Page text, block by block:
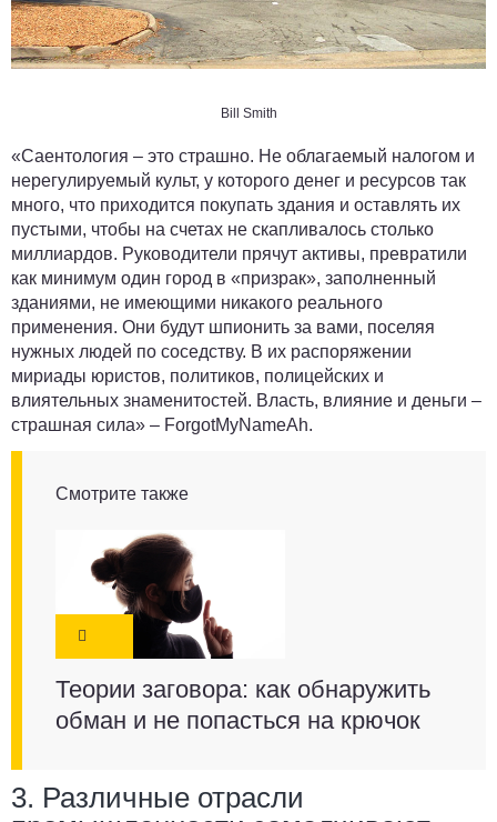
Bill Smith
«Саентология – это страшно. Не облагаемый налогом и
нерегулируемый культ, у которого денег и ресурсов так
много, что приходится покупать здания и оставлять их
пустыми, чтобы на счетах не скапливалось столько
миллиардов. Руководители прячут активы, превратили
как минимум один город в «призрак», заполненный
зданиями, не имеющими никакого реального
применения. Они будут шпионить за вами, поселяя
нужных людей по соседству. В их распоряжении
мириады юристов, политиков, полицейских и
влиятельных знаменитостей. Власть, влияние и деньги –
страшная сила» – ForgotMyNameAh.
Смотрите также
Теории заговора: как обнаружить
обман и не попасться на крючок
3. Различные отрасли